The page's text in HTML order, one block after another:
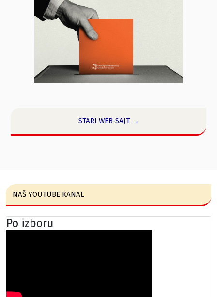
STARI WEB-SAJT →
NAŠ YOUTUBE KANAL
Po izboru